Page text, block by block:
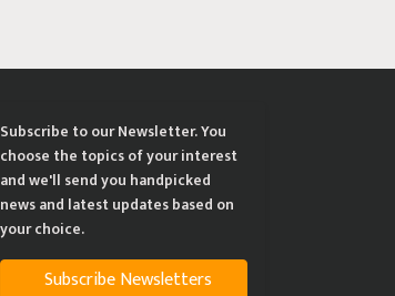
choose the topics of your interest
and we'll send you handpicked
news and latest updates based on
your choice.
Subscribe Newsletters